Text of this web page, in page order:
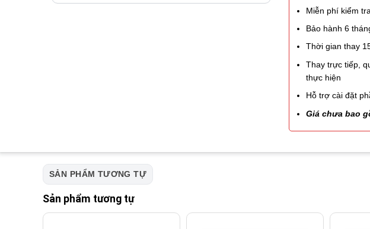
Miễn phí kiểm
Bảo hành 6
Thời gian thay
Thay trực tiếp,
thực hiện
Hỗ trợ cài đặt
Giá chưa bao
SẢN PHẨM TƯƠNG TỰ
Sản phẩm tương tự